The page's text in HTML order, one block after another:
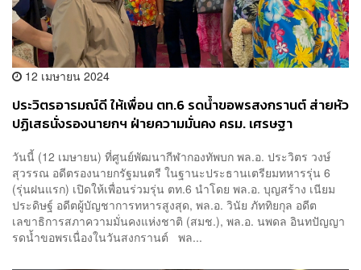
12 เมษายน 2024
ประวิตรอารมณ์ดี ให้เพื่อน ตท.6 รดน้ำขอพรสงกรานต์ ส่ายหัว
ปฏิเสธนั่งรองนายกฯ ฝ่ายความมั่นคง ครม. เศรษฐา
วันนี้ (12 เมษายน) ที่ศูนย์พัฒนากีฬากองทัพบก พล.อ. ประวิตร วงษ์
สุวรรณ อดีตรองนายกรัฐมนตรี ในฐานะประธานเตรียมทหารรุ่น 6
(รุ่นฝนแรก) เปิดให้เพื่อนร่วมรุ่น ตท.6 นำโดย พล.อ. บุญสร้าง เนียม
ประดิษฐ์ อดีตผู้บัญชาการทหารสูงสุด, พล.อ. วินัย ภัททิยกุล อดีต
เลขาธิการสภาความมั่นคงแห่งชาติ (สมช.), พล.อ. นพดล อินทปัญญา
รดน้ำขอพรเนื่องในวันสงกรานต์ พล...